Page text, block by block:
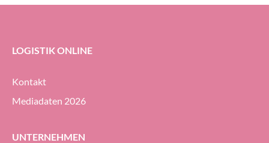
LOGISTIK ONLINE
Kontakt
Mediadaten 2026
UNTERNEHMEN